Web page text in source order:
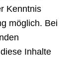
Kenntnis
möglich. Bei
Inhalte